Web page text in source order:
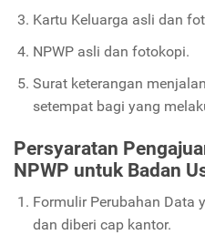
Kartu Keluarga asli dan
NPWP asli dan fotokopi.
Surat keterangan
setempat bagi yang
Persyaratan
NPWP untuk Badan
Formulir Perubahan Data
dan diberi cap kantor.